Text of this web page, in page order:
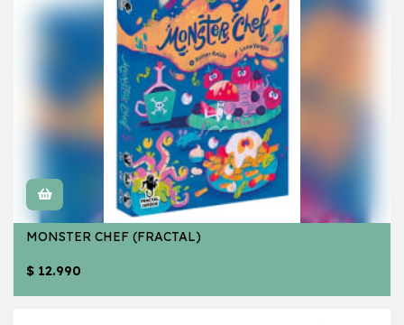
MONSTER CHEF (FRACTAL)
$ 12.990